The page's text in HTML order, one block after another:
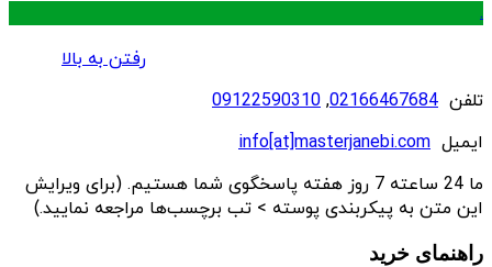
.
رفتن به بالا
تلفن 02166467684
,
09122590310
ایمیل info[at]masterjanebi.com
ما 24 ساعته 7 روز هفته پاسخگوی شما هستیم. (برای ویرایش
این متن به پیکربندی پوسته > تب برچسب‌ها مراجعه نمایید.)
راهنمای خرید